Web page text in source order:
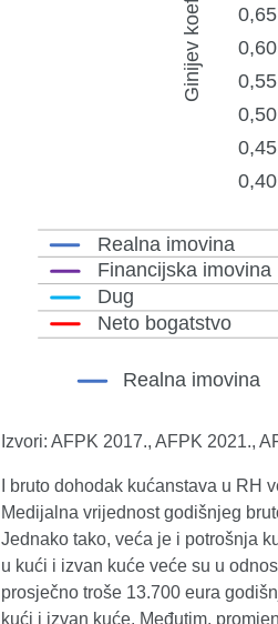
Izvori: AFPK 2017., AFPK 2021.,
I bruto dohodak kućanstava u
Medijalna vrijednost godišnjeg
Jednako tako, veća je i potrošnja
u kući i izvan kuće veće su u
prosječno troše 13.700 eura
kući i izvan kuće. Međutim,